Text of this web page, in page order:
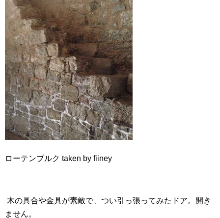
ローテンブルク taken by fiiney
木の具合や金具が素敵で、つい引っ張ってみたドア。開き
ません。